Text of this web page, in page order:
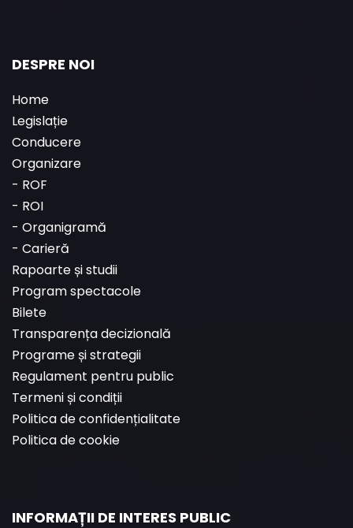
DESPRE NOI
Home
Legislație
Conducere
Organizare
- ROF
- ROI
- Organigramă
- Carieră
Rapoarte și studii
Program spectacole
Bilete
Transparența decizională
Programe și strategii
Regulament pentru public
Termeni și condiții
Politica de confidențialitate
Politica de cookie
INFORMAȚII DE INTERES PUBLIC